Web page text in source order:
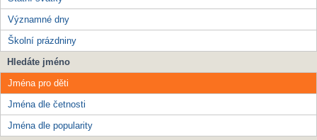
Významné dny
Školní prázdniny
Hledáte jméno
Jména pro děti
Jména dle četnosti
Jména dle popularity